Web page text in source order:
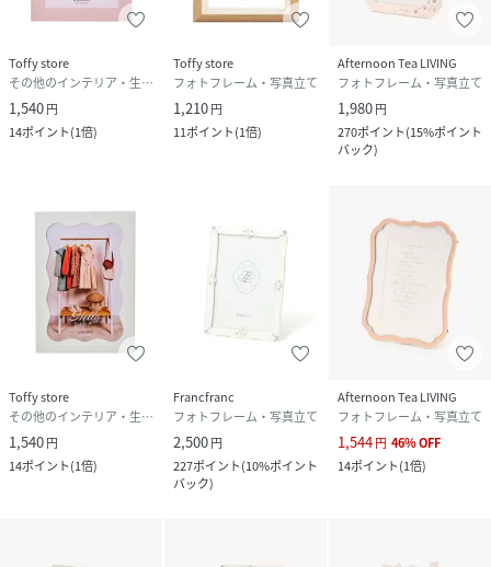
Toffy store
その他のインテリア・生活雑貨
1,540円
14ポイント(1倍)
Toffy store
フォトフレーム・写真立て
1,210円
11ポイント(1倍)
Afternoon Tea LIVING
フォトフレーム・写真立て
1,980円
270ポイント(15%ポイント
バック)
Toffy store
その他のインテリア・生活雑貨
1,540円
14ポイント(1倍)
Francfranc
フォトフレーム・写真立て
2,500円
227ポイント(10%ポイント
バック)
Afternoon Tea LIVING
フォトフレーム・写真立て
1,544円 46%OFF
14ポイント(1倍)